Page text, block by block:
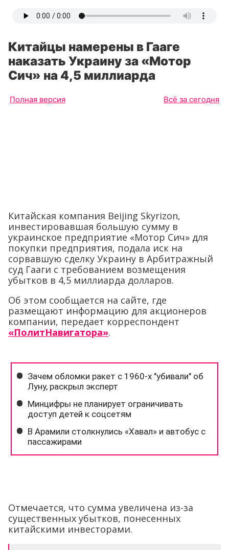
Китайцы намерены в Гааге
наказать Украину за «Мотор
Сич» на 4,5 миллиарда
Полная версия Всё за сегодня
Китайская компания Beijing Skyrizon,
инвестировавшая большую сумму в
украинское предприятие «Мотор Сич» для
покупки предприятия, подала иск на
сорвавшую сделку Украину в Арбитражный
суд Гааги с требованием возмещения
убытков в 4,5 миллиарда долларов.
Об этом сообщается на сайте, где
размещают информацию для акционеров
компании, передает корреспондент
«ПолитНавигатора».
Отмечается, что сумма увеличена из-за
существенных убытков, понесенных
китайскими инвесторами.